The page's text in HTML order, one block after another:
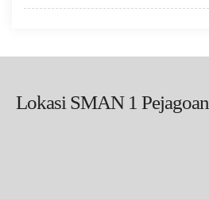
Lokasi SMAN 1 Pejagoan